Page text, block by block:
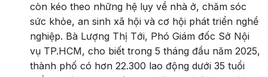
còn kéo theo những hệ lụy về nhà ở, chăm sóc
sức khỏe, an sinh xã hội và cơ hội phát triển nghề
nghiệp. Bà Lượng Thị Tới, Phó Giám đốc Sở Nội
vụ TP.HCM, cho biết trong 5 tháng đầu năm 2025,
thành phố có hơn 22.300 lao động dưới 35 tuổi